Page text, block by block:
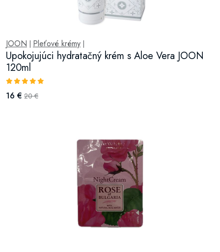
JOON | Pleťové krémy |
Upokojujúci hydratačný krém s Aloe Vera JOON
120ml
16 € 20 €